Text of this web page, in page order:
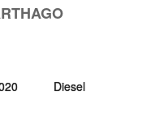
Diesel